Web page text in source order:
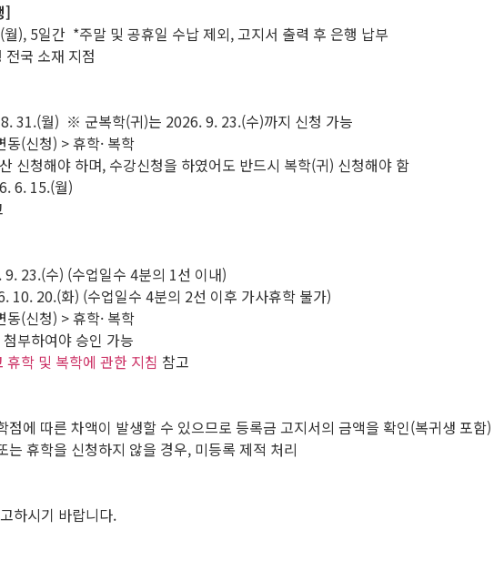
]
), 5일간 *주말 및 공휴일 수납 제외, 고지서 출력 후 은행 납부
국 소재 지점
31.(월) ※ 군복학(귀)는 2026. 9. 23.(수)까지 신청 가능
(신청) > 휴학· 복학
신청해야 하며, 수강신청을 하였어도 반드시 복학(귀) 신청해야 함
6. 15.(월)
23.(수) (수업일수 4분의 1선 이내)
10. 20.(화) (수업일수 4분의 2선 이후 가사휴학 불가)
(신청) > 휴학· 복학
부하여야 승인 가능
휴학 및 복학에 관한 지침 참고
에 따른 차액이 발생할 수 있으므로 등록금 고지서의 금액을 확인(복귀생 포함)
휴학을 신청하지 않을 경우, 미등록 제적 처리
하시기 바랍니다.